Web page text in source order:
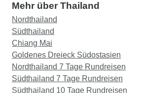
sucht.
Mehr über Thailand
Nordthailand
Südthailand
Chiang Mai
Goldenes Dreieck Südostasien
Nordthailand 7 Tage Rundreisen
Südthailand 7 Tage Rundreisen
Südthailand 10 Tage Rundreisen